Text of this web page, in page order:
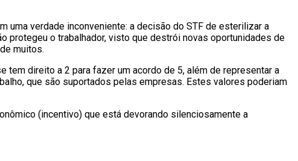
uma verdade inconveniente: a decisão do STF de esterilizar a
protegeu o trabalhador, visto que destrói novas oportunidades de
muitos.
direito a 2 para fazer um acordo de 5, além de representar a
que são suportados pelas empresas. Estes valores poderiam
(incentivo) que está devorando silenciosamente a